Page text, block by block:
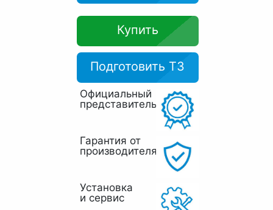
Купить
Подготовить ТЗ
Официальный
представитель
Гарантия от
производителя
Установка
и сервис